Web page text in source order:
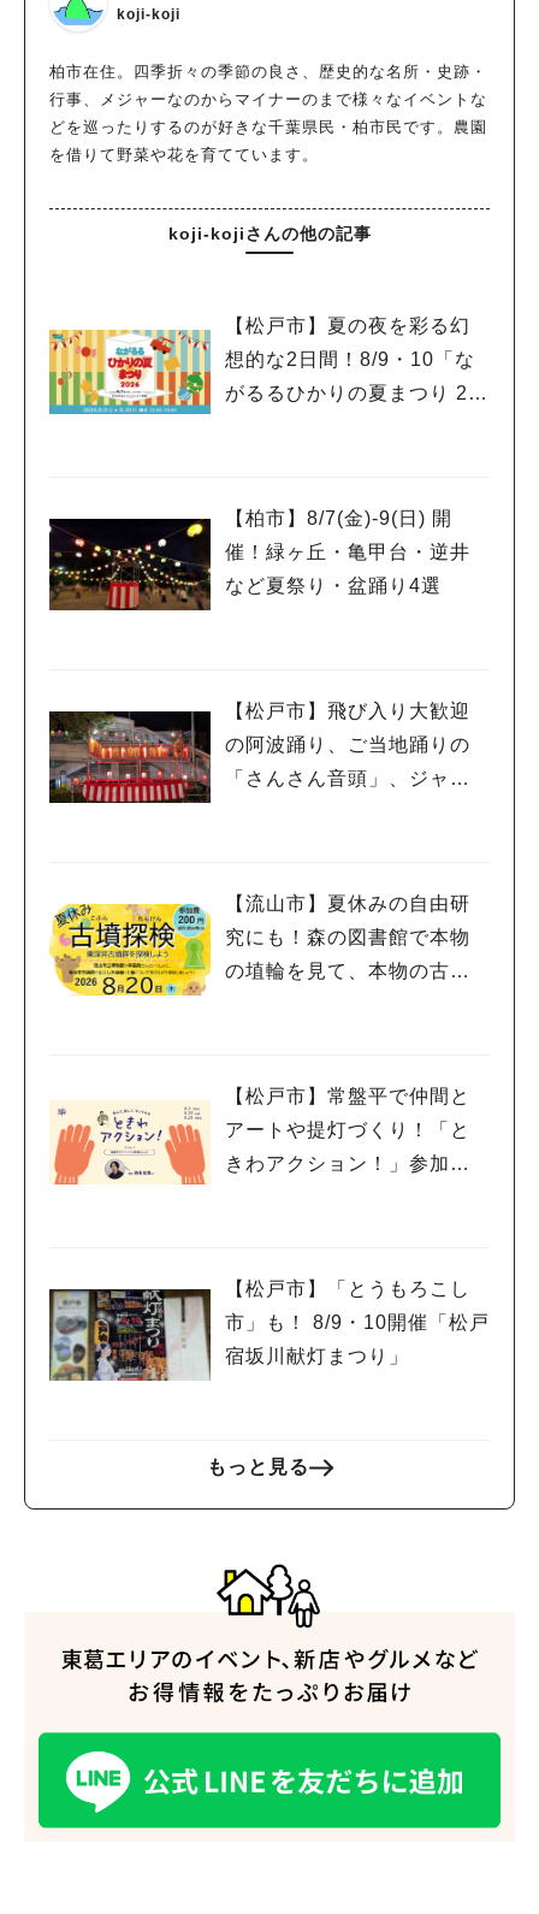
koji-koji
柏市在住。四季折々の季節の良さ、歴史的な名所・史跡・
行事、メジャーなのからマイナーのまで様々なイベントな
どを巡ったりするのが好きな千葉県民・柏市民です。農園
を借りて野菜や花を育てています。
koji-kojiさんの他の記事
【松戸市】夏の夜を彩る幻
想的な2日間！8/9・10「な
がるるひかりの夏まつり 20
【柏市】8/7(金)‐9(日) 開
催！緑ヶ丘・亀甲台・逆井
など夏祭り・盆踊り4選
【松戸市】飛び入り大歓迎
の阿波踊り、ご当地踊りの
「さんさん音頭」、ジャ
【流山市】夏休みの自由研
究にも！森の図書館で本物
の埴輪を見て、本物の古墳
【松戸市】常盤平で仲間と
アートや提灯づくり！「と
きわアクション！」参加者
【松戸市】「とうもろこし
市」も！ 8/9・10開催「松戸
宿坂川献灯まつり」
もっと見る